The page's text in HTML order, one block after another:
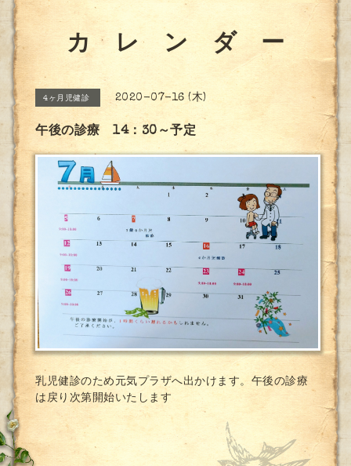
カ レ ン ダ ー
4ヶ月児健診 2020-07-16 (木)
午後の診療 14：30～予定
乳児健診のため元気プラザへ出かけます。午後の診療
は戻り次第開始いたします